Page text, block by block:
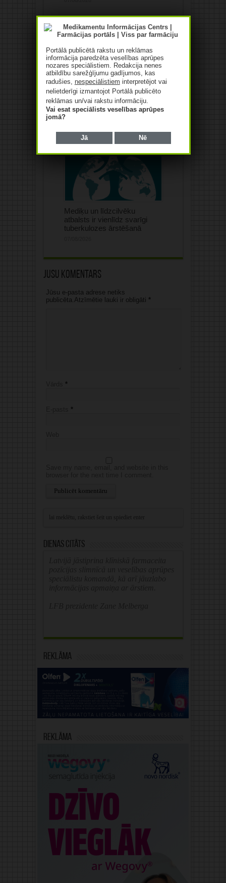
“Saules aptiekas”
apgrozījums pērn pieaudzis
par 10,4%
07/08/2026
Mediķu un līdzcilvēku
atbalsts ir vienlīdz svarīgi
tuberkulozes ārstēšanā
Jūsu komentārs
Jūsu e-pasta adrese netiks
publicēta.Atzīmētie lauki ir obligāti *
*
*
Dienas citāts
Reklāma
Reklāma
Portālā publicētā rakstu un reklāmas
informācija paredzēta veselības aprūpes
nozares speciālistiem. Redakcija nenes
atbildību sarežģījumu gadījumos, kas
radušies, nespeciālistiem interpretējot vai
nelietderīgi izmantojot Portālā publicēto
reklāmas un/vai rakstu informāciju.
Vai esat speciālists veselības aprūpes
jomā?
Jā Nē